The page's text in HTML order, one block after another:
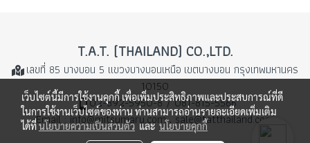
T.A.T. (THAILAND) CO.,LTD.
เลขที่ 85 บางบอน 5 แขวงบางบอนเหนือ เขตบางบอน กรุงเทพมหานคร
10150
02-892-5950-8 / 081-815-5566
Email : info@mitsumaru.com , sale@tatthailand.com
เว็บไซต์นี้มีการใช้งานคุกกี้ เพื่อเพิ่มประสิทธิภาพและประสบการณ์ที่ดี
ในการใช้งานเว็บไซต์ของท่าน ท่านสามารถอ่านรายละเอียดเพิ่มเติม
ได้ที่นโยบายความเป็นส่วนตัวและนโยบายคุกกี้